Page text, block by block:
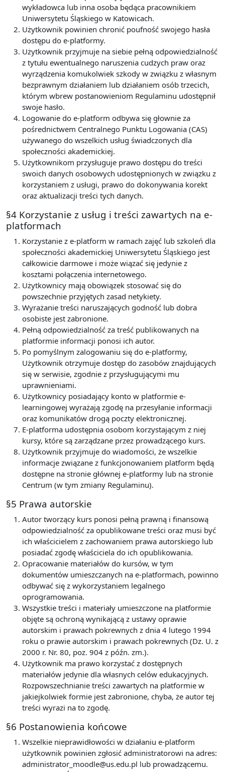
wykładowca lub inna osoba będąca pracownikiem
Uniwersytetu Śląskiego w Katowicach.
Użytkownik powinien chronić poufność swojego hasła
dostępu do e-platformy.
Użytkownik przyjmuje na siebie pełną odpowiedzialność
z tytułu ewentualnego naruszenia cudzych praw oraz
wyrządzenia komukolwiek szkody w związku z własnym
bezprawnym działaniem lub działaniem osób trzecich,
którym wbrew postanowieniom Regulaminu udostępnił
swoje hasło.
Logowanie do e-platform odbywa się głownie za
pośrednictwem Centralnego Punktu Logowania (CAS)
używanego do wszelkich usług świadczonych dla
społeczności akademickiej.
Użytkownikom przysługuje prawo dostępu do treści
swoich danych osobowych udostępnionych w związku z
korzystaniem z usługi, prawo do dokonywania korekt
oraz aktualizacji treści tych danych.
§4 Korzystanie z usług i treści zawartych na e-
platformach
Korzystanie z e-platform w ramach zajęć lub szkoleń dla
społeczności akademickiej Uniwersytetu Śląskiego jest
całkowicie darmowe i może wiązać się jedynie z
kosztami połączenia internetowego.
Użytkownicy mają obowiązek stosować się do
powszechnie przyjętych zasad netykiety.
Wyrażanie treści naruszających godność lub dobra
osobiste jest zabronione.
Pełną odpowiedzialność za treść publikowanych na
platformie informacji ponosi ich autor.
Po pomyślnym zalogowaniu się do e-platformy,
Użytkownik otrzymuje dostęp do zasobów znajdujących
się w serwisie, zgodnie z przysługującymi mu
uprawnieniami.
Użytkownicy posiadający konto w platformie e-
learningowej wyrażają zgodę na przesyłanie informacji
oraz komunikatów drogą poczty elektronicznej.
E-platforma udostępnia osobom korzystającym z niej
kursy, które są zarządzane przez prowadzącego kurs.
Użytkownik przyjmuje do wiadomości, że wszelkie
informacje związane z funkcjonowaniem platform będą
dostępne na stronie głównej e-platformy lub na stronie
Centrum (w tym zmiany Regulaminu).
§5 Prawa autorskie
Autor tworzący kurs ponosi pełną prawną i finansową
odpowiedzialność za opublikowane treści oraz musi być
ich właścicielem z zachowaniem prawa autorskiego lub
posiadać zgodę właściciela do ich opublikowania.
Opracowanie materiałów do kursów, w tym
dokumentów umieszczanych na e-platformach, powinno
odbywać się z wykorzystaniem legalnego
oprogramowania.
Wszystkie treści i materiały umieszczone na platformie
objęte są ochroną wynikającą z ustawy oprawie
autorskim i prawach pokrewnych z dnia 4 lutego 1994
roku o prawie autorskim i prawach pokrewnych (Dz. U. z
2000 r. Nr. 80, poz. 904 z późn. zm.).
Użytkownik ma prawo korzystać z dostępnych
materiałów jedynie dla własnych celów edukacyjnych.
Rozpowszechnianie treści zawartych na platformie w
jakiejkolwiek formie jest zabronione, chyba, że autor tej
treści wyrazi na to zgodę.
§6 Postanowienia końcowe
Wszelkie nieprawidłowości w działaniu e-platform
użytkownik powinien zgłosić administratorowi na adres:
administrator_moodle@us.edu.pl lub prowadzącemu.